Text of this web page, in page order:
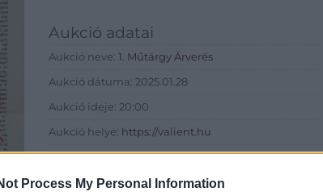
Process My Personal Information
Aukció adatai
Aukció neve: 1. Műtárgy Árverés
Aukció dátuma: 2025.01.28
Aukció ideje: 20:00
Aukció helye: https://valient.hu
Tételszám: 150